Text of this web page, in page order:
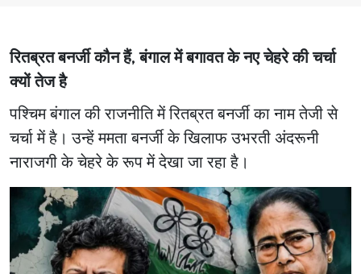
रितब्रत बनर्जी कौन हैं, बंगाल में बगावत के नए चेहरे की चर्चा
क्यों तेज है
पश्चिम बंगाल की राजनीति में रितब्रत बनर्जी का नाम तेजी से
चर्चा में है। उन्हें ममता बनर्जी के खिलाफ उभरती अंदरूनी
नाराजगी के चेहरे के रूप में देखा जा रहा है।